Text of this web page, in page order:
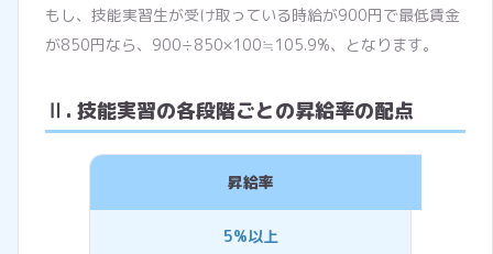
もし、技能実習生が受け取っている時給が900円で最低賃金
が850円なら、900÷850×100≒105.9%、となります。
Ⅱ. 技能実習の各段階ごとの昇給率の配点
昇給率
5%以上